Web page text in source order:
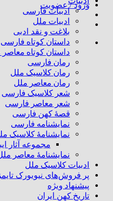
ورود / عضویت
ادبیات فارسی
ادبیات ملل
بلاغت و نقد ادبی
داستان کوتاه فارسی
داستان کوتاه
رمان فارسی
رمان کلاسیک ملل
رمان معاصر ملل
شعر کلاسیک فارسی
شعر معاصر فارسی
قصهٔ کهن فارسی
نمایشنامه فارسی
نمایشنامهٔ کلاسیک
مجموعه آثار
نمایشنامهٔ معاصر
ادبیات کلاسیک ملل
پر فروش‌های نیویورک تایمز
پیشنهاد ویژه
تاریخ کهن ایران